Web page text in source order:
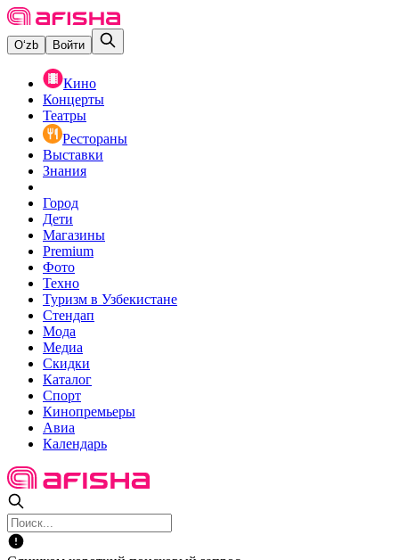
O‘zb Войти
Кино
Концерты
Театры
Рестораны
Выставки
Знания
Город
Дети
Магазины
Premium
Фото
Техно
Туризм в Узбекистане
Стендап
Мода
Медиа
Скидки
Каталог
Спорт
Кинопремьеры
Авиа
Календарь